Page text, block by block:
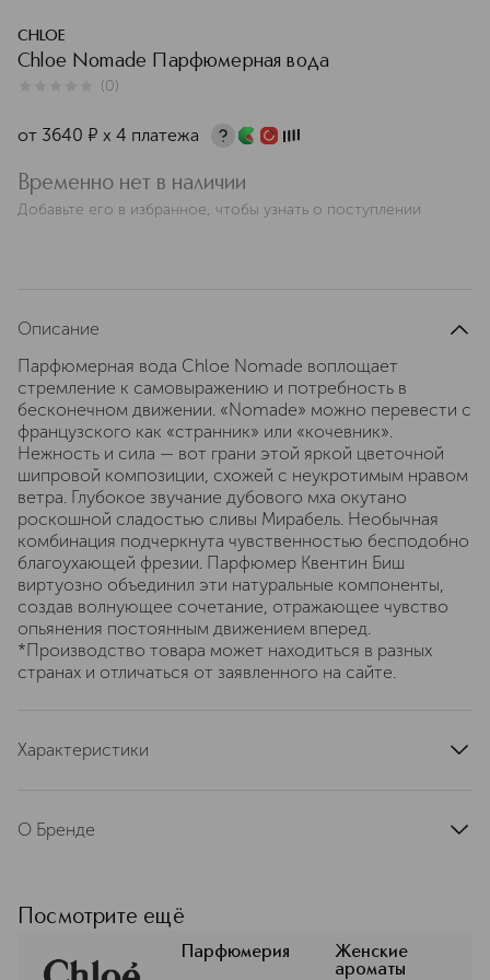
CHLOE
Chloe Nomade Парфюмерная вода
(0)
от 3640 ¤ х 4 платежа
Временно нет в наличии
Добавьте его в избранное, чтобы узнать о поступлении
Описание
Парфюмерная вода Chloe Nomade воплощает
стремление к самовыражению и потребность в
бесконечном движении. «Nomade» можно перевести с
французского как «странник» или «кочевник».
Нежность и сила — вот грани этой яркой цветочной
шипровой композиции, схожей с неукротимым нравом
ветра. Глубокое звучание дубового мха окутано
роскошной сладостью сливы Мирабель. Необычная
комбинация подчеркнута чувственностью бесподобно
благоухающей фрезии. Парфюмер Квентин Биш
виртуозно объединил эти натуральные компоненты,
создав волнующее сочетание, отражающее чувство
опьянения постоянным движением вперед.
*Производство товара может находиться в разных
странах и отличаться от заявленного на сайте.
Характеристики
артикул
О Бренде
женственности и свободы духа. Все
это находит яркое отражение в его
парфюмерных коллекциях. Парфюмы
Посмотрите ещё
Парфюмерия
Женские
ароматы